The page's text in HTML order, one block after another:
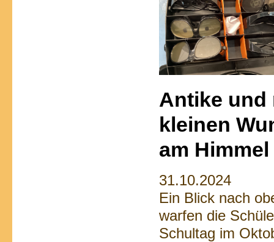
Antike und
kleinen
am Himmel
31.10.2024
Ein Blick nach
warfen die
Schultag im